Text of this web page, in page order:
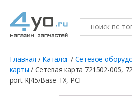
Главная / Каталог /Сетевое
карты / Сетевая карта 721502-005,
port RJ45/Base-TX, PCI